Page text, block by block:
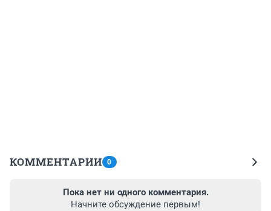
КОММЕНТАРИИ 0
Пока нет ни одного комментария.
Начните обсуждение первым!